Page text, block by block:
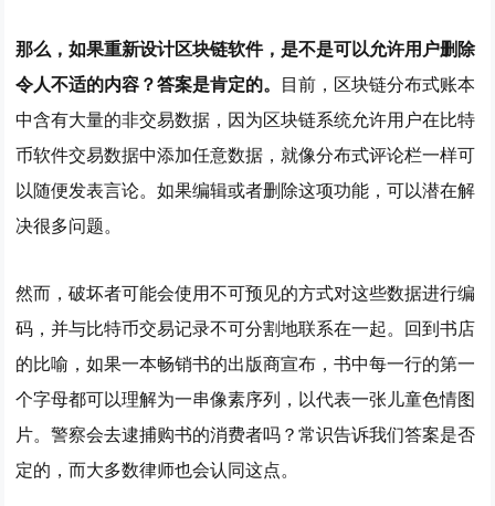
那么，如果重新设计区块链软件，是不是可以允许用户删除
令人不适的内容？答案是肯定的。
目前，区块链分布式账本
中含有大量的非交易数据，因为区块链系统允许用户在比特
币软件交易数据中添加任意数据，就像分布式评论栏一样可
以随便发表言论。如果编辑或者删除这项功能，可以潜在解
决很多问题。
然而，破坏者可能会使用不可预见的方式对这些数据进行编
码，并与比特币交易记录不可分割地联系在一起。回到书店
的比喻，如果一本畅销书的出版商宣布，书中每一行的第一
个字母都可以理解为一串像素序列，以代表一张儿童色情图
片。警察会去逮捕购书的消费者吗？常识告诉我们答案是否
定的，而大多数律师也会认同这点。